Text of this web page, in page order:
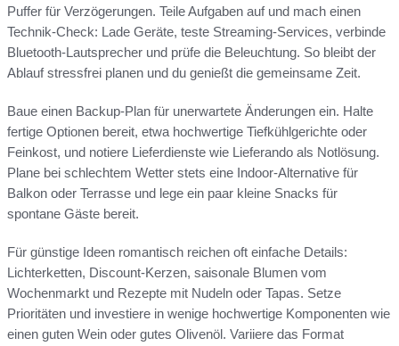
Puffer für Verzögerungen. Teile Aufgaben auf und mach einen
Technik-Check: Lade Geräte, teste Streaming-Services, verbinde
Bluetooth-Lautsprecher und prüfe die Beleuchtung. So bleibt der
Ablauf stressfrei planen und du genießt die gemeinsame Zeit.
Baue einen Backup-Plan für unerwartete Änderungen ein. Halte
fertige Optionen bereit, etwa hochwertige Tiefkühlgerichte oder
Feinkost, und notiere Lieferdienste wie Lieferando als Notlösung.
Plane bei schlechtem Wetter stets eine Indoor-Alternative für
Balkon oder Terrasse und lege ein paar kleine Snacks für
spontane Gäste bereit.
Für günstige Ideen romantisch reichen oft einfache Details:
Lichterketten, Discount-Kerzen, saisonale Blumen vom
Wochenmarkt und Rezepte mit Nudeln oder Tapas. Setze
Prioritäten und investiere in wenige hochwertige Komponenten wie
einen guten Wein oder gutes Olivenöl. Variiere das Format